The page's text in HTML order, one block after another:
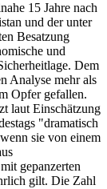
15 Jahre nach
und der unter
Besatzung
und
Dem
Analyse mehr als
Opfer gefallen.
laut Einschätzung
"dramatisch
sie von einem
gepanzerten
gilt. Die Zahl